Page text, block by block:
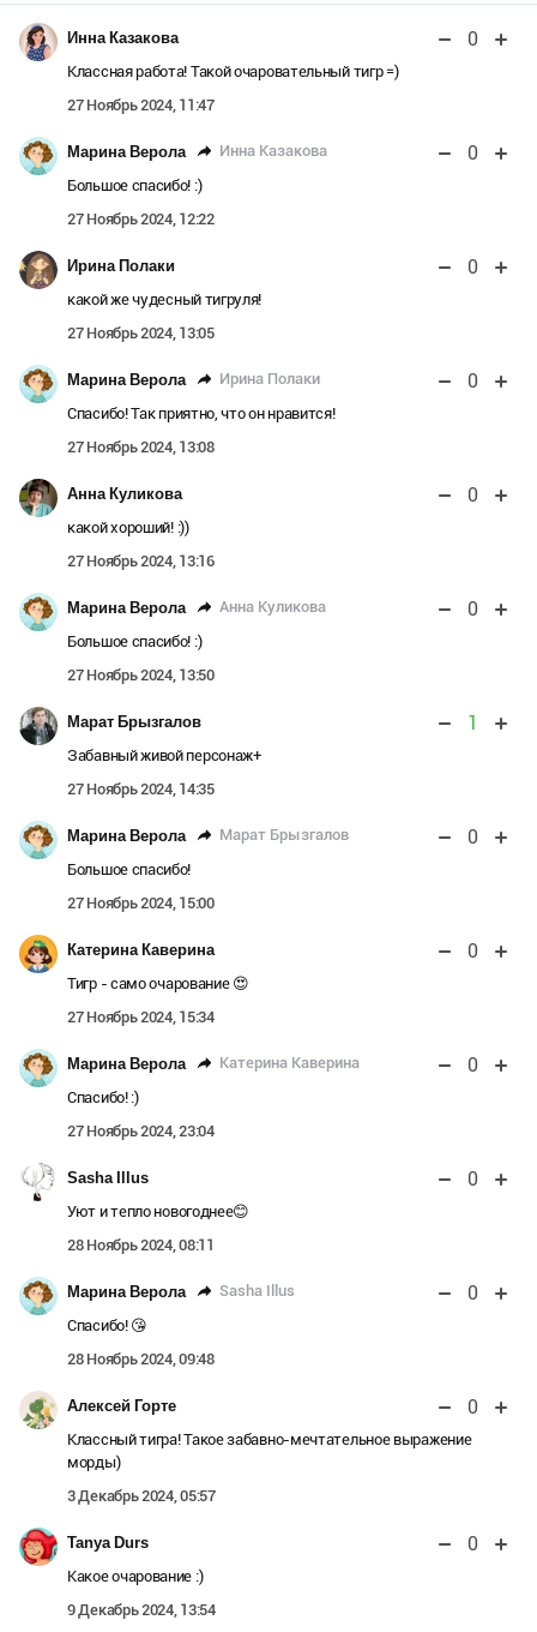
Инна Казакова 0
Классная работа! Такой очаровательный тигр =)
27 Ноябрь 2024, 11:47
Марина Верола Инна Казакова 0
Большое спасибо! :)
27 Ноябрь 2024, 12:22
Ирина Полаки 0
какой же чудесный тигруля!
27 Ноябрь 2024, 13:05
Марина Верола Ирина Полаки 0
Спасибо! Так приятно, что он нравится!
27 Ноябрь 2024, 13:08
Анна Куликова 0
какой хороший! :))
27 Ноябрь 2024, 13:16
Марина Верола Анна Куликова 0
Большое спасибо! :)
27 Ноябрь 2024, 13:50
Марат Брызгалов 1
Забавный живой персонаж+
27 Ноябрь 2024, 14:35
Марина Верола Марат Брызгалов 0
Большое спасибо!
27 Ноябрь 2024, 15:00
Катерина Каверина 0
Тигр - само очарование 😍
27 Ноябрь 2024, 15:34
Марина Верола Катерина Каверина 0
Спасибо! :)
27 Ноябрь 2024, 23:04
Sasha Illus 0
Уют и тепло новогоднее😊
28 Ноябрь 2024, 08:11
Марина Верола Sasha Illus 0
Спасибо! 😘
28 Ноябрь 2024, 09:48
Алексей Горте 0
Классный тигра! Такое забавно-мечтательное выражение
морды)
3 Декабрь 2024, 05:57
Tanya Durs 0
Какое очарование :)
9 Декабрь 2024, 13:54